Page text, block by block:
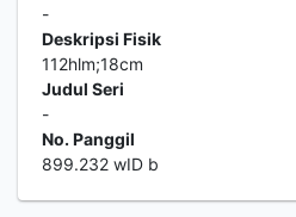
-
Deskripsi Fisik
112hlm;18cm
Judul Seri
-
No. Panggil
899.232 wID b